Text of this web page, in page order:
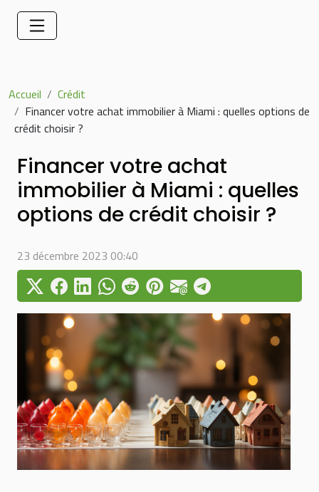
Accueil
Crédit
Financer votre achat immobilier à Miami : quelles options de
crédit choisir ?
Financer votre achat
immobilier à Miami : quelles
options de crédit choisir ?
23 décembre 2023 00:40